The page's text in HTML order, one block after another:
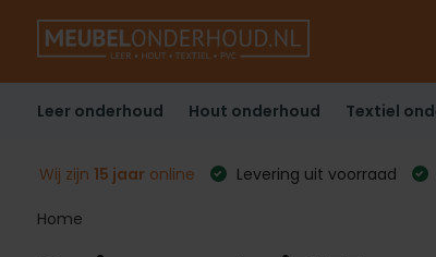
Leer onderhoud Hout onderhoud Textiel
Wij zijn 15 jaaronline Levering uit voorraad
Home